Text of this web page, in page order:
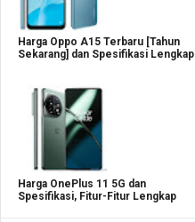
Harga Oppo A15 Terbaru [Tahun
Sekarang] dan Spesifikasi Lengkap
Harga OnePlus 11 5G dan
Spesifikasi, Fitur-Fitur Lengkap